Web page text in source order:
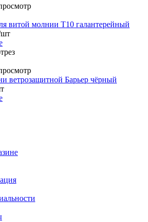
витой молнии Т10 галантерейный
ветрозащитной Барьер чёрный